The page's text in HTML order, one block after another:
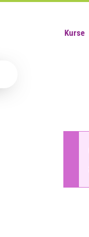
Kurse